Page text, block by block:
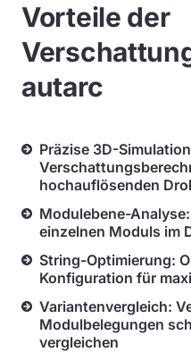
Vorteile der
autarc
Präzise 3D-
hochauflösenden
Modulebene-
einzelnen Moduls im
String-Optimierung:
Konfiguration für
Variantenvergleich:
Modulbelegungen
vergleichen